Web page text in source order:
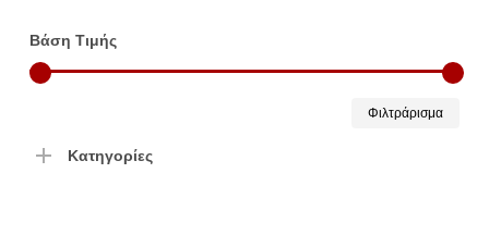
Βάση Τιμής
Φιλτράρισμα
Κατηγορίες